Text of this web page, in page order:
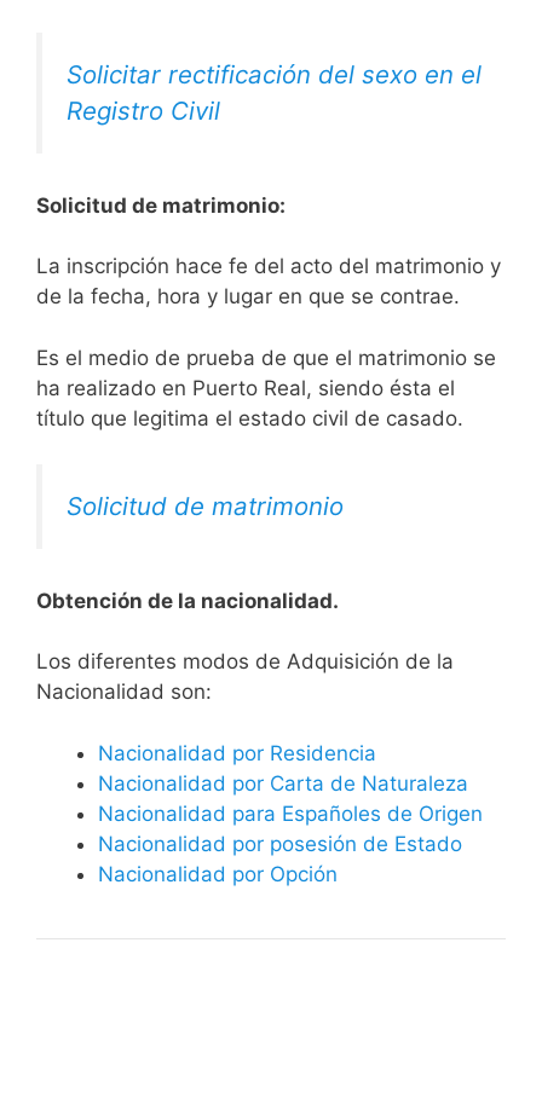
Solicitar rectificación del sexo en el
Registro Civil
Solicitud de matrimonio:
La inscripción hace fe del acto del matrimonio y
de la fecha, hora y lugar en que se contrae.
Es el medio de prueba de que el matrimonio se
ha realizado en Puerto Real, siendo ésta el
título que legitima el estado civil de casado.
Solicitud de matrimonio
Obtención de la nacionalidad.
​​​Los diferentes modos de Adquisición de la
Nacionalidad son:
Nacionalidad por Residencia
Nacionalidad por Carta de Naturaleza
Nacionalidad para Españoles de Origen
Nacionalidad por posesión de Estado
Nacionalidad por Opción